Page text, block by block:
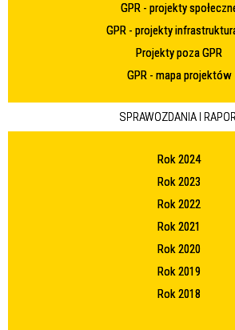
GPR - projekty
GPR - projekty
Projekty poza GPR
GPR - mapa projektów
SPRAWOZDANIA I
Rok 2024
Rok 2023
Rok 2022
Rok 2021
Rok 2020
Rok 2019
Rok 2018